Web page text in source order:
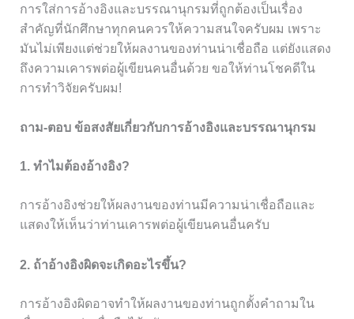
การใส่การอ้างอิงและบรรณานุกรมที่ถูกต้องเป็นเรื่อง
สำคัญที่นักศึกษาทุกคนควรให้ความสนใจครับผม เพราะ
มันไม่เพียงแต่ช่วยให้ผลงานของท่านน่าเชื่อถือ แต่ยังแสดง
ถึงความเคารพต่อผู้เขียนคนอื่นด้วย ขอให้ท่านโชคดีใน
การทำวิจัยครับผม!
ถาม-ตอบ ข้อสงสัยเกี่ยวกับการอ้างอิงและบรรณานุกรม
1. ทำไมต้องอ้างอิง?
การอ้างอิงช่วยให้ผลงานของท่านมีความน่าเชื่อถือและ
แสดงให้เห็นว่าท่านเคารพต่อผู้เขียนคนอื่นครับ
2. ถ้าอ้างอิงผิดจะเกิดอะไรขึ้น?
การอ้างอิงผิดอาจทำให้ผลงานของท่านถูกตั้งคำถามใน